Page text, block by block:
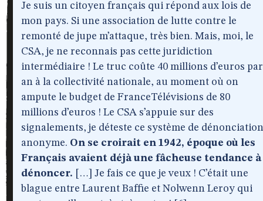
Je suis un citoyen français qui répond aux lois de
mon pays. Si une association de lutte contre le
remonté de jupe m’attaque, très bien. Mais, moi, le
CSA, je ne reconnais pas cette juridiction
intermédiaire ! Le truc coûte 40 millions d’euros par
an à la collectivité nationale, au moment où on
ampute le budget de FranceTélévisions de 80
millions d’euros ! Le CSA s’appuie sur des
signalements, je déteste ce système de dénonciation
anonyme. On se croirait en 1942, époque où les
Français avaient déjà une fâcheuse tendance à
dénoncer.
[…] Je fais ce que je veux ! C’était une
blague entre Laurent Baffie et Nolwenn Leroy qui